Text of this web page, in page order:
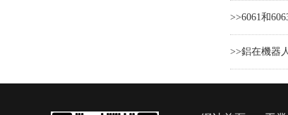
>>6061和
>>鋁在機器